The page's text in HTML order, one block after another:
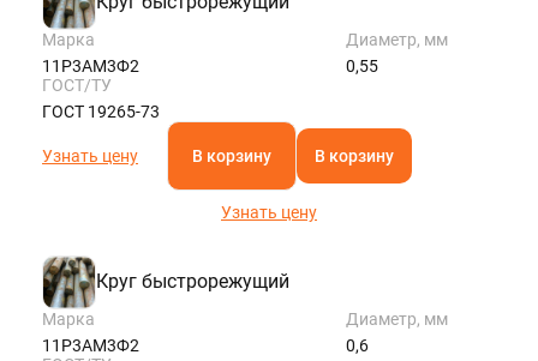
Марка
11Р3АМ3Ф2
Диаметр, мм
0,55
ГОСТ/ТУ
ГОСТ 19265-73
Узнать цену В корзину В корзину
Узнать цену
Круг быстрорежущий
Марка
11Р3АМ3Ф2
Диаметр, мм
0,6